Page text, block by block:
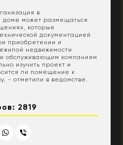
в
доме может размещаться
которые
документацией
приобретении и
недвижимости
обслуживающим компаниям
изучить проект и
ли помещение к
- отметили в ведомстве.
2819